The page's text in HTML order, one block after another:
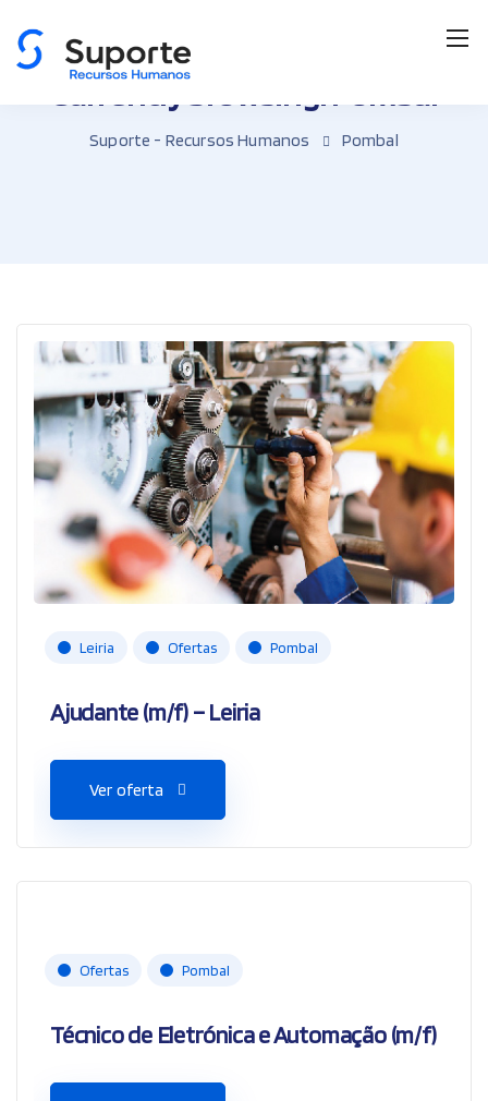
Currently browsing: Pombal
Suporte - Recursos Humanos Pombal
Leiria Ofertas Pombal
Ajudante (m/f) – Leiria
Ver oferta
Ofertas Pombal
Técnico de Eletrónica e Automação (m/f)